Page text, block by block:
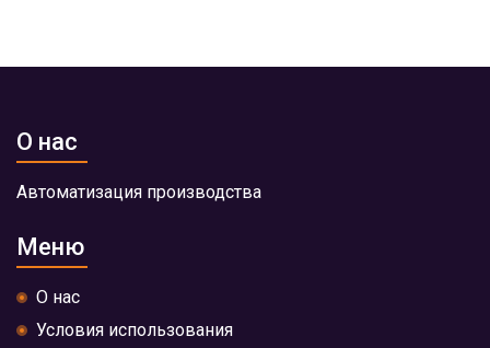
О нас
Автоматизация производства
Меню
О нас
Условия использования